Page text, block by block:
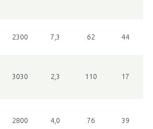
2300 7,3 62 44
3030 2,3 110 17
2800 4,0 76 39